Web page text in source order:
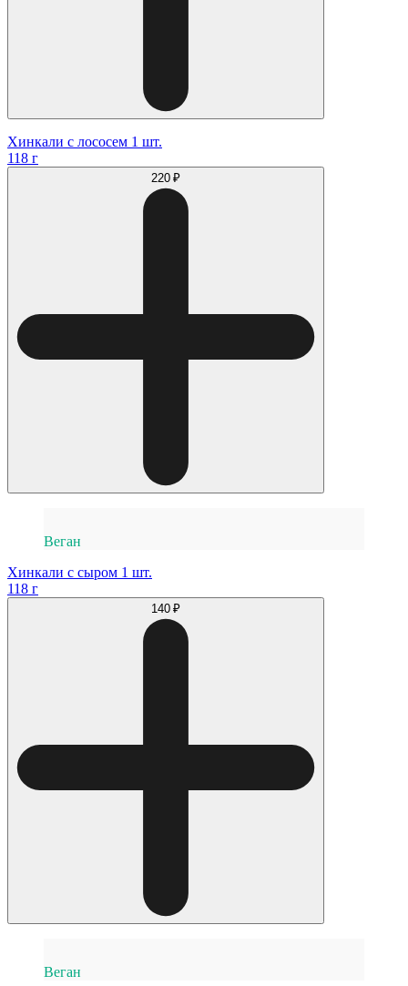
Хинкали с лососем 1 шт.
118 г
220 ₽
Веган
Хинкали с сыром 1 шт.
118 г
140 ₽
Веган